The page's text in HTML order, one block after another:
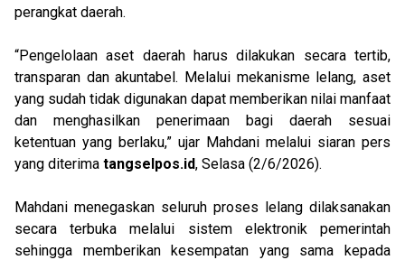
perangkat daerah.
“Pengelolaan aset daerah harus dilakukan secara tertib,
transparan dan akuntabel. Melalui mekanisme lelang, aset
yang sudah tidak digunakan dapat memberikan nilai manfaat
dan menghasilkan penerimaan bagi daerah sesuai
ketentuan yang berlaku,” ujar Mahdani melalui siaran pers
yang diterima tangselpos.id, Selasa (2/6/2026).
Mahdani menegaskan seluruh proses lelang dilaksanakan
secara terbuka melalui sistem elektronik pemerintah
sehingga memberikan kesempatan yang sama kepada